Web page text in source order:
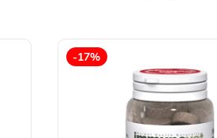
-17%